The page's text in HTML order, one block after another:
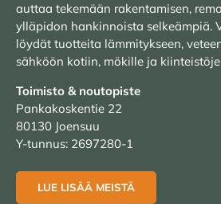
auttaa tekemään rakentamisen,
ylläpidon hankinnoista selkeämpiä.
löydät tuotteita lämmitykseen,
sähköön kotiin, mökille ja
Toimisto & noutopiste
Pankakoskentie 22
80130 Joensuu
Y-tunnus: 2697280-1
LUE LISÄÄ MEISTÄ